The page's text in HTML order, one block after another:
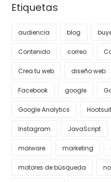
Etiquetas
audiencia blog
Contenido correo
Crea tu web diseño web
Facebook google
Google Analytics
Instagram JavaScript
malware marketing
motores de búsqueda